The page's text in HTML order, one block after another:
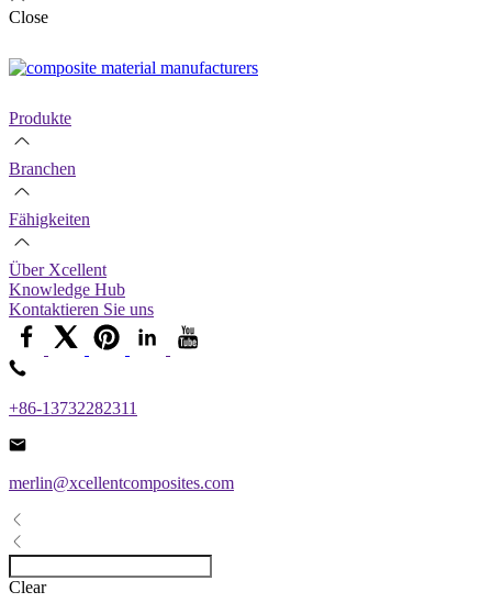
Close
Produkte
Branchen
Fähigkeiten
Über Xcellent
Knowledge Hub
Kontaktieren Sie uns
+86-13732282311
merlin@xcellentcomposites.com
Clear